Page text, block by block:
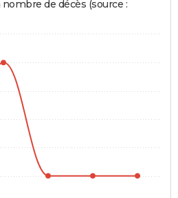
de décès (source :